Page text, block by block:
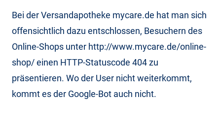
Bei der Versandapotheke mycare.de hat man sich
offensichtlich dazu entschlossen, Besuchern des
Online-Shops unter http://www.mycare.de/online-
shop/ einen HTTP-Statuscode 404 zu
präsentieren. Wo der User nicht weiterkommt,
kommt es der Google-Bot auch nicht.